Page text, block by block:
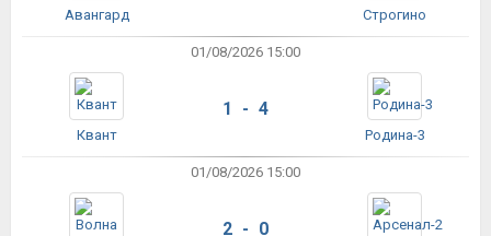
Авангард Строгино
01/08/2026 15:00
Квант
1 - 4
Родина-3
01/08/2026 15:00
2 - 0